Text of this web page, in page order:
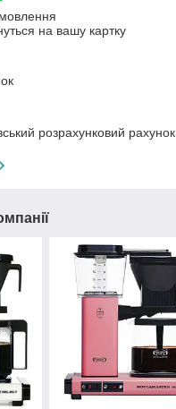
на вашу картку
розрахунковий рахунок